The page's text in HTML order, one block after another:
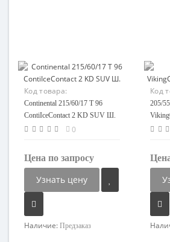
Код товара:
86730851741-08
Continental 215/60/17 T 96
ContiIceContact 2 KD SUV Ш.
0
Цена по запросу
Узнать цену
Наличие: Предзаказ
Код
205/